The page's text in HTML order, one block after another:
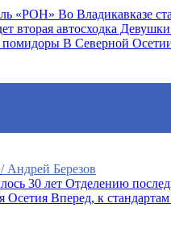
Во Владикавказе
Девушки
В Северной
/ Андрей Березов
Отделению
Вперед, к